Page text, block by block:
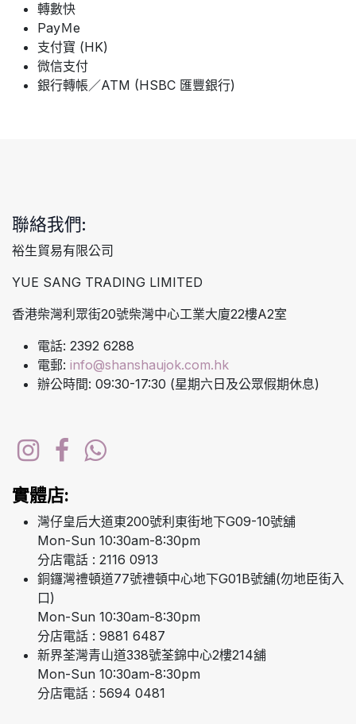
轉數快
PayＭe
支付寶 (HK)
微信支付
銀行轉帳／ATM (HSBC 匯豐銀行)
聯絡我們:
裕生貿易有限公司
YUE SANG TRADING LIMITED
香港柴灣利眾街20號柴灣中心工業大廈22樓A2室
電話: 2392 6288
電郵: info@shanshaujok.com.hk
辦公時間: 09:30-17:30 (星期六日及公眾假期休息)
實體店:
灣仔皇后大道東200號利東街地下G09-10號舖
Mon-Sun 10:30am-8:30pm
分店電話 : 2116 0913
銅鑼灣禮頓道77號禮頓中心地下G01B號舖(勿地臣街入
口)
Mon-Sun 10:30am-8:30pm
分店電話 : 9881 6487
新界荃灣青山道338號荃錦中心2樓214舖
Mon-Sun 10:30am-8:30pm
分店電話 : 5694 0481